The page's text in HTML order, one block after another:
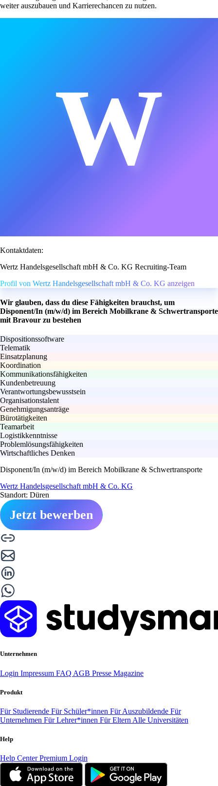
weiter auszubauen und Karrierechancen zu nutzen.
W
Kontaktdaten:
Wertz Handelsgesellschaft mbH & Co. KG Recruiting-Team
Profil von Wertz Handelsgesellschaft mbH & Co. KG anzeigen
Wir glauben, dass du diese Fähigkeiten brauchst, um
Disponent/In (m/w/d) im Bereich Mobilkrane & Schwertransporte
mit Bravour zu bestehen
Dispositionssoftware
Telematik
Einsatzplanung
Koordination
Kommunikationsfähigkeiten
Kundenbetreuung
Verantwortungsbewusstsein
Organisationstalent
Genehmigungsanträge
Bürotätigkeiten
Teamarbeit
Logistikkenntnisse
Problemlösungsfähigkeiten
Wirtschaftliches Denken
Disponent/In (m/w/d) im Bereich Mobilkrane & Schwertransporte
Wertz Handelsgesellschaft mbH & Co. KG
Standort: Düren
Jetzt bewerben
Unternehmen
Login Impressum FAQ AGB Presse Magazine
Produkt
Für Studierende Für Schüler*innen Für Auszubildende Für
Unternehmen Für Lehrer*innen Für Eltern Alle Universitäten
Help
Help CenterPremium Login